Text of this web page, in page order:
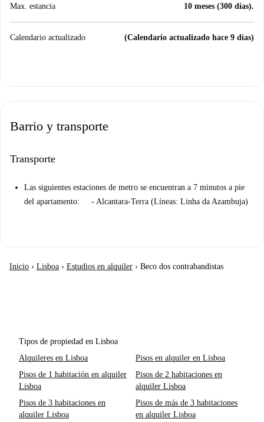
Max. estancia 10 meses (300 días).
Calendario actualizado (Calendario actualizado hace 9 días)
Barrio y transporte
Transporte
Las siguientes estaciones de metro se encuentran a 7 minutos a pie
del apartamento: - Alcantara-Terra (Líneas: Linha da Azambuja)
Inicio › Lisboa › Estudios en alquiler › Beco dos contrabandistas
Tipos de propiedad en Lisboa
Alquileres en Lisboa
Pisos en alquiler en Lisboa
Pisos de 1 habitación en alquiler
Lisboa
Pisos de 2 habitaciones en
alquiler Lisboa
Pisos de 3 habitaciones en
alquiler Lisboa
Pisos de más de 3 habitaciones
en alquiler Lisboa